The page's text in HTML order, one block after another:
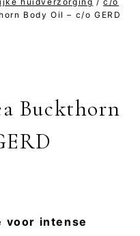
Body Oil – c/o GERD
Buckthorn
voor intense